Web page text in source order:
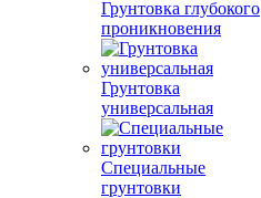
Грунтовка глубокого
проникновения
Грунтовка
универсальная
Специальные
грунтовки